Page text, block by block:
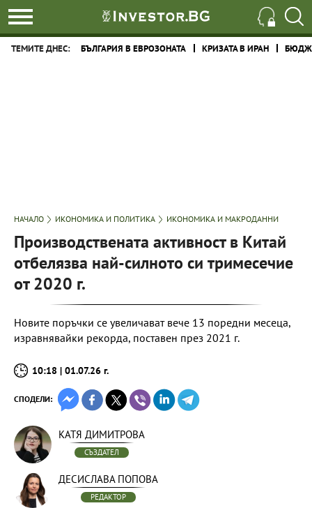
ТЕМИТЕ ДНЕС: БЪЛГАРИЯ В ЕВРОЗОНАТА КРИЗАТА В ИРАН
НАЧАЛО ИКОНОМИКА И ПОЛИТИКА ИКОНОМИКА И МАКРОДАННИ
Производствената активност в Китай
отбелязва най-силното си тримесечие
от 2020 г.
Новите поръчки се увеличават вече 13 поредни месеца,
изравнявайки рекорда, поставен през 2021 г.
10:18 | 01.07.26 г.
СПОДЕЛИ:
КАТЯ ДИМИТРОВА
СЪЗДАТЕЛ
ДЕСИСЛАВА ПОПОВА
РЕДАКТОР